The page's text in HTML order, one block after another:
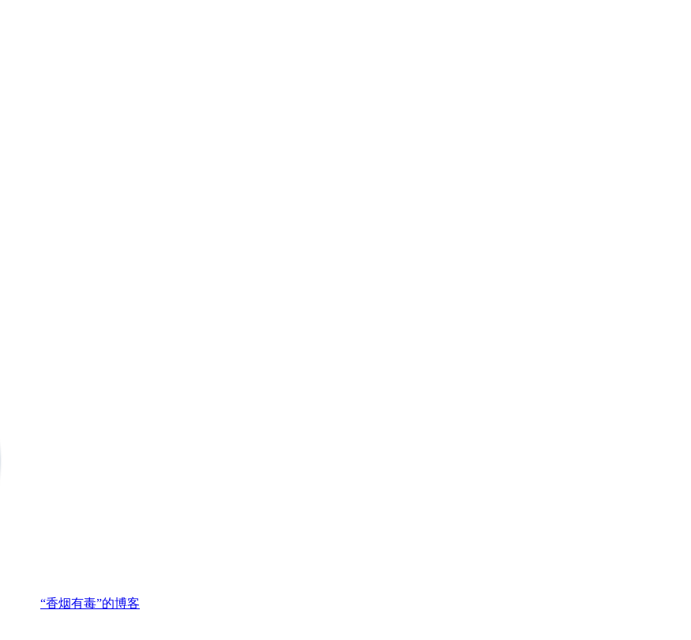
“香烟有毒”的博客